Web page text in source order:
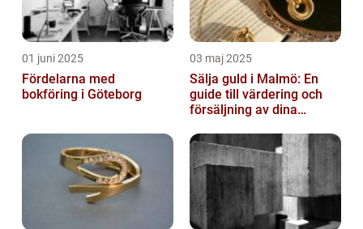
01 juni 2025
Fördelarna med
bokföring i Göteborg
03 maj 2025
Sälja guld i Malmö: En
guide till värdering och
försäljning av dina